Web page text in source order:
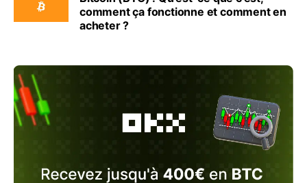
comment ça fonctionne et comment en
acheter ?